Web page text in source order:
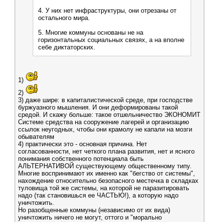
4. У них нет инфраструктуры, они отрезаны от
остального мира.
5. Многие коммуны основаны не на
горизонтальных социальных связях, а на вполне
себе диктаторских.
1)
2)
3) даже шире: в капиталистической среде, при господстве
буржуазного мышления. И они деформированы такой
средой. И скажу больше: такое отшельничество ЭКОНОМИТ
Системе средства на сооружение лагерей и организацию
ссылок неугодных, чтобы они крамолу не капали на мозги
обывателям
4) практически это - основная причина. Нет
согласованности, нет четкого плана развития, нет и ясного
понимания собственного потенциала быть
АЛЬТЕРНАТИВОЙ существующему общественному типу.
Многие воспринимают их именно как "бегство от системы",
нахождение относительно безопасного местечка в складках
туловища той же системы, на которой не паразитировать
надо (так становишься ее ЧАСТЬЮ!), а которую надо
уничтожить.
Но разобщенные коммуны (независимо от их вида)
уничтожить ничего не могут, оттого и "морально